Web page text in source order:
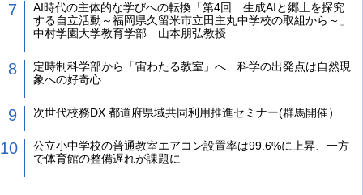
AI時代の主体的な学びへの転換「第4回 生成AIと郷土を探究
する自立活動～福岡県久留米市立田主丸中学校の取組から～」
中村学園大学教育学部 山本朋弘教授
定時制科学部から「宙わたる教室」へ 科学の出発点は自然現
象への好奇心
次世代校務DX 都道府県域共同利用推進セミナー(群馬開催）
公立小中学校の普通教室エアコン設置率は99.6%に上昇、一方
で体育館の整備遅れが課題に